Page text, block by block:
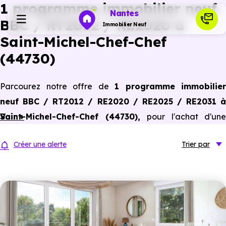
Nantes
Immobilier Neuf
Programmes neufs
Ressources
Financer
1 programme immobilier neuf
BBC / RT2012 / RE2020 à
Saint-Michel-Chef-Chef
(44730)
Parcourez notre offre de 1 programme immobilier
neuf BBC / RT2012 / RE2020 / RE2025 / RE2031 à
Saint-Michel-Chef-Chef (44730), pour l'achat d'une
conforme aux dernières normes de performances
Voir +
Créer une alerte Trier par